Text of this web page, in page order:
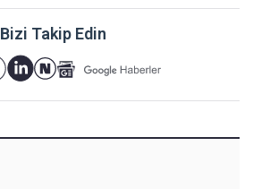
Bizi Takip Edin